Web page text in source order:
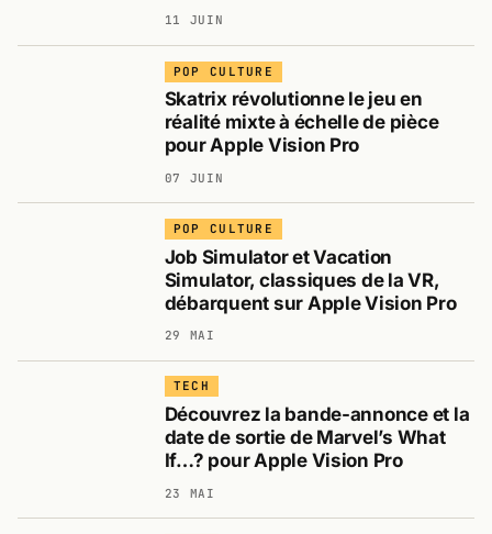
11 JUIN
POP CULTURE
Skatrix révolutionne le jeu en
réalité mixte à échelle de pièce
pour Apple Vision Pro
07 JUIN
POP CULTURE
Job Simulator et Vacation
Simulator, classiques de la VR,
débarquent sur Apple Vision Pro
29 MAI
TECH
Découvrez la bande-annonce et la
date de sortie de Marvel’s What
If…? pour Apple Vision Pro
23 MAI